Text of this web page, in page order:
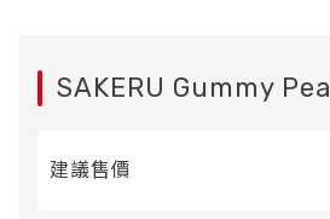
SAKERU Gummy
建議售價